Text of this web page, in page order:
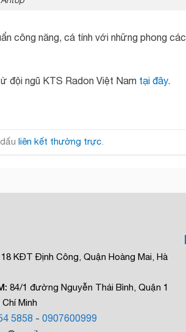
công năng, cá tính với những phong
đội ngũ KTS Radon Việt Nam tại đây.
liên kết thường trực
KĐT Định Công, Quận Hoàng Mai, Hà
84/1 đường Nguyễn Thái Bình, Quận 1
Minh
5858 -0907600999